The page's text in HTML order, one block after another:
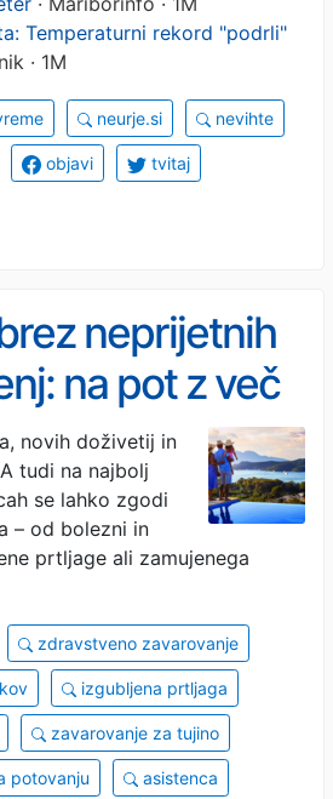
Temperaturni rekord "podrli"
· 1M
neurje.si nevihte
objavi tvitaj
neprijetnih
na pot z več
novih doživetij in
tudi na najbolj
se lahko zgodi
– od bolezni in
prtljage ali zamujenega
zdravstveno zavarovanje
izgubljena prtljaga
zavarovanje za tujino
potovanju asistenca